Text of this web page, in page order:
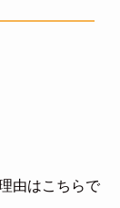
由はこちらで